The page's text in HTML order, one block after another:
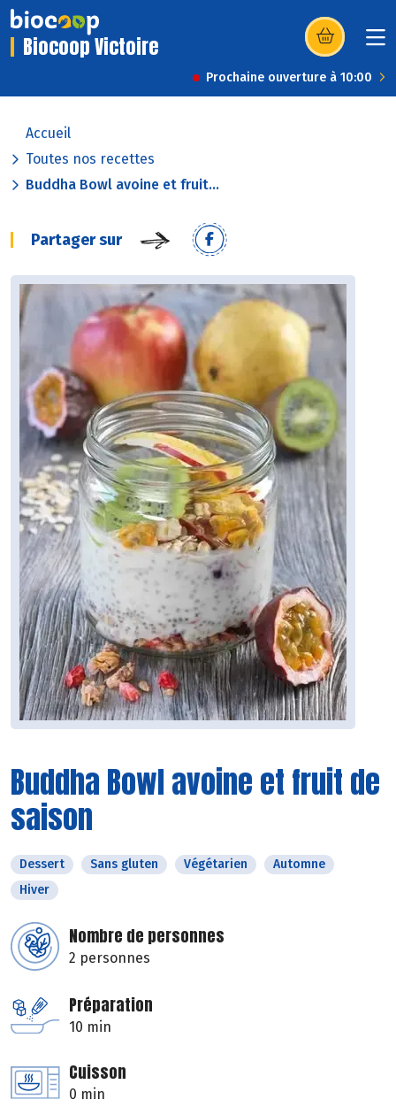
Biocoop Victoire (s’ouvre dans
Prochaine ouverture à 10:00
Accueil
Toutes nos recettes
Buddha Bowl avoine et fruit...
Partager sur
Buddha Bowl avoine et fruit de
saison
Dessert Sans gluten Végétarien
Automne
Hiver
Nombre de personnes
2 personnes
Préparation
10 min
Cuisson
0 min